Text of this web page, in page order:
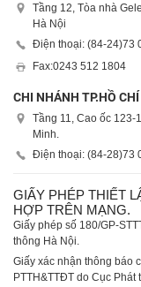
Tầng 12, Tòa nhà
Hà Nội
Điện thoại: (84-24)73
Fax:0243 512 1804
CHI NHÁNH TP.HỒ
Tầng 11, Cao ốc 123-
Minh.
Điện thoại: (84-28)73
GIẤY PHÉP THIẾT
HỢP TRÊN MẠNG.
Giấy phép số 180/GP-
thông Hà Nội.
Giấy xác nhận thông báo
PTTH&TTĐT do Cục